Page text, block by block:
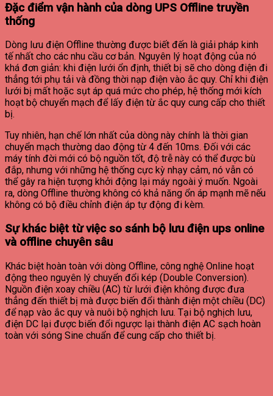
Đặc điểm vận hành của dòng UPS Offline truyền
thống
Dòng lưu điện Offline thường được biết đến là giải pháp kinh
tế nhất cho các nhu cầu cơ bản. Nguyên lý hoạt động của nó
khá đơn giản: khi điện lưới ổn định, thiết bị sẽ cho dòng điện đi
thẳng tới phụ tải và đồng thời nạp điện vào ắc quy. Chỉ khi điện
lưới bị mất hoặc sụt áp quá mức cho phép, hệ thống mới kích
hoạt bộ chuyển mạch để lấy điện từ ắc quy cung cấp cho thiết
bị.
Tuy nhiên, hạn chế lớn nhất của dòng này chính là thời gian
chuyển mạch thường dao động từ 4 đến 10ms. Đối với các
máy tính đời mới có bộ nguồn tốt, độ trễ này có thể được bù
đắp, nhưng với những hệ thống cực kỳ nhạy cảm, nó vẫn có
thể gây ra hiện tượng khởi động lại máy ngoài ý muốn. Ngoài
ra, dòng Offline thường không có khả năng ổn áp mạnh mẽ nếu
không có bộ điều chỉnh điện áp tự động đi kèm.
Sự khác biệt từ việc so sánh bộ lưu điện ups online
và offline chuyên sâu
Khác biệt hoàn toàn với dòng Offline, công nghệ Online hoạt
động theo nguyên lý chuyển đổi kép (Double Conversion).
Nguồn điện xoay chiều (AC) từ lưới điện không được đưa
thẳng đến thiết bị mà được biến đổi thành điện một chiều (DC)
để nạp vào ắc quy và nuôi bộ nghịch lưu. Tại bộ nghịch lưu,
điện DC lại được biến đổi ngược lại thành điện AC sạch hoàn
toàn với sóng Sine chuẩn để cung cấp cho thiết bị.